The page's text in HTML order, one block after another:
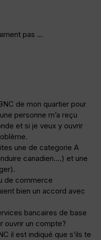
pas …
de mon quartier pour
personne m’a reçu
et si je veux y ouvrir
une de categorie A
canadien….) et une
de commerce
bien un accord avec
bancaires de base
ouvrir un compte?
il est indiqué que s’ils te